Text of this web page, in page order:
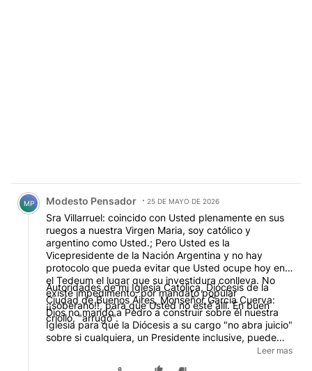
Comentario de Modesto Pensador.
MP Modesto Pensador 25 DE MAYO DE 2026
Sra Villarruel: coincido con Usted plenamente en sus
ruegos a nuestra Virgen Maria, soy católico y
argentino como Usted.; Pero Usted es la
Vicepresidente de la Nación Argentina y no hay
protocolo que pueda evitar que Usted ocupe hoy en
el Tedeum el lugar que su investidura conlleva. No
existe impedimento, por mandato popular
¡¡soberano!!, para que Usted no esté allí. En buen
criollo, "arrugó".
Autoridades de mi Iglesia Católica, Diócesis de la
Ciudad de Buenos Aires, Monseñor García Cuerva:
Dios no mandó a Pedro a construir sobre él nuestra
Iglesia para que la Diócesis a su cargo "no abra juicio"
sobre si cualquiera, un Presidente inclusive, puede
habilitar o no la concurrencia de una fiel católica,
además Vicepresidente de la Nación, a una Misa. En
Leer mas